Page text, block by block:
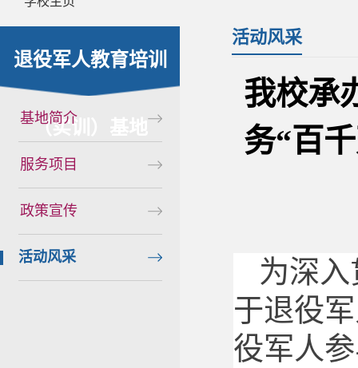
退役军人教育培训
（实训）基地
基地简介
服务项目
政策宣传
活动风采
活动风采
我校承
务“百
为深
于退役
役军人